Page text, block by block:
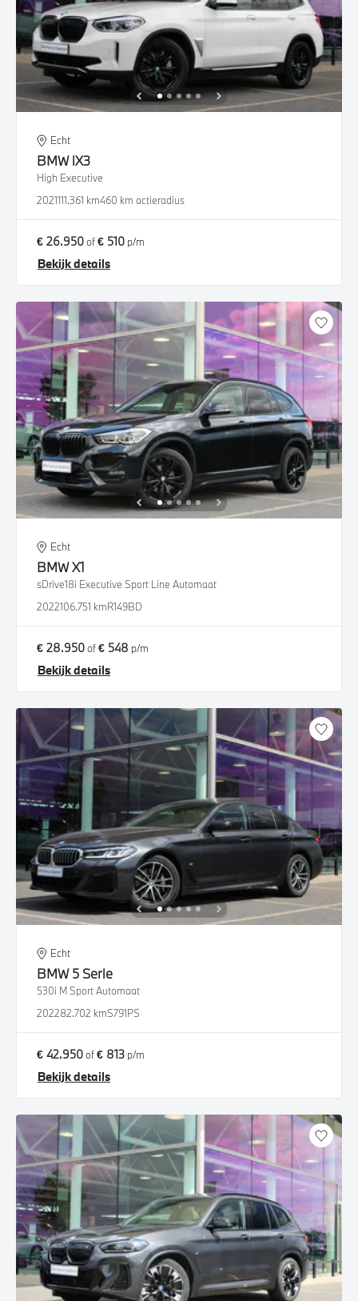
Echt
BMW iX3
High Executive
2021111.361 km460 km actieradius
€ 26.950of€ 510 p/m
Bekijk details
Echt
BMWX1
sDrive18i Executive Sport Line Automaat
2022106.751 kmR149BD
€ 28.950of€ 548 p/m
Bekijk details
Echt
BMW 5 Serie
530i M Sport Automaat
202282.702 kmS791PS
€ 42.950of€ 813 p/m
Bekijk details